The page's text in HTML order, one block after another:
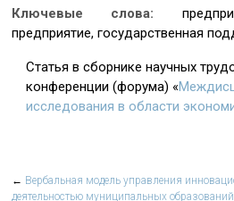
Ключевые слова:
предприятие, государственная
Статья в сборнике научных
конференции (форума) «
исследования в области
← Вербальная модель управления
деятельностью муниципальных образований